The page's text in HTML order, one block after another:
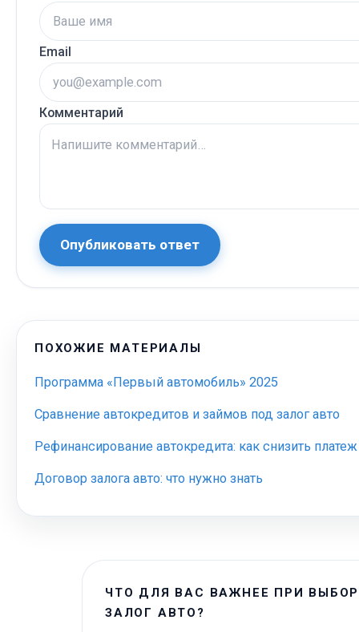
Email
Комментарий
Опубликовать ответ
ПОХОЖИЕ МАТЕРИАЛЫ
Программа «Первый автомобиль» 2025
Сравнение автокредитов и займов под залог авто
Рефинансирование автокредита: как снизить платеж
Договор залога авто: что нужно знать
ЧТО ДЛЯ ВАС ВАЖНЕЕ ПРИ
ЗАЛОГ АВТО?